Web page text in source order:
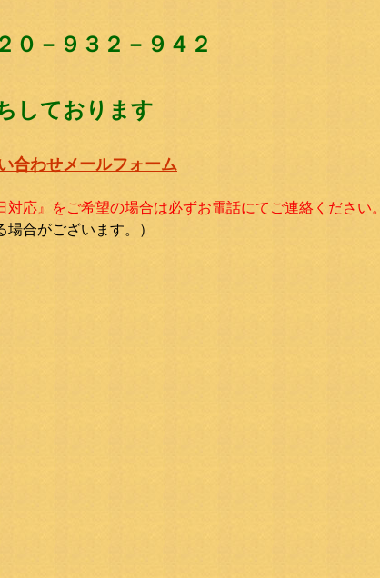
０－９３２－９４２
しております
合わせメールフォーム
応』をご希望の場合は必ずお電話にてご連絡ください。
場合がございます。）